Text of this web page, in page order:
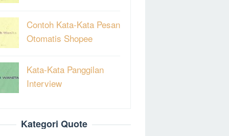
Contoh Kata-Kata Pesan
Otomatis Shopee
Kata-Kata Panggilan
Interview
Kategori Quote